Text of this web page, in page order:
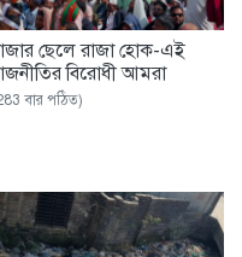
ছেলে রাজা হোক-এই
বিরোধী আমরা
বার পঠিত)